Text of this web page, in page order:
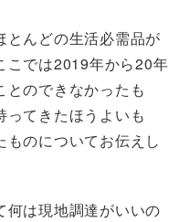
とんどの生活必需品が
こでは2019年から20年
のできなかったも
てきたほうよいも
のについてお伝えし
何は現地調達がいいの